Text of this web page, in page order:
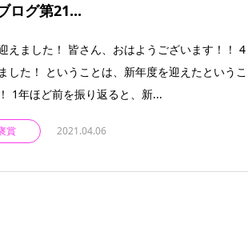
ログ第21...
えました！ 皆さん、おはようございます！！ 4
した！ ということは、新年度を迎えたというこ
1年ほど前を振り返ると、新...
賞 2021.04.06